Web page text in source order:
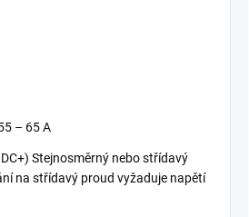
– 65 A
DC+) Stejnosměrný nebo střídavý
na střídavý proud vyžaduje napětí